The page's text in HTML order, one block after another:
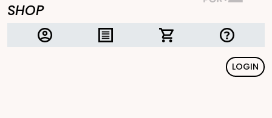
SHOP
LOGIN